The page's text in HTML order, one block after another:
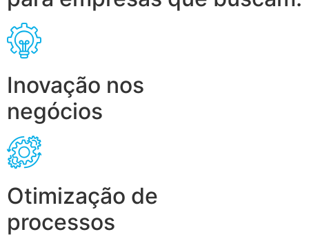
Inovação nos
negócios
Otimização de
processos